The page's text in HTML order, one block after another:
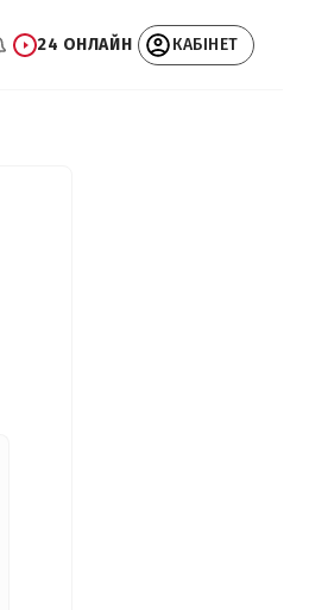
24 ОНЛАЙН КАБІНЕТ